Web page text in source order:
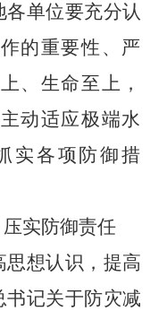
各单位要充分认
的重要性、严
、生命至上，
动适应极端水
实各项防御措
实防御责任
思想认识，提高
书记关于 防灾减